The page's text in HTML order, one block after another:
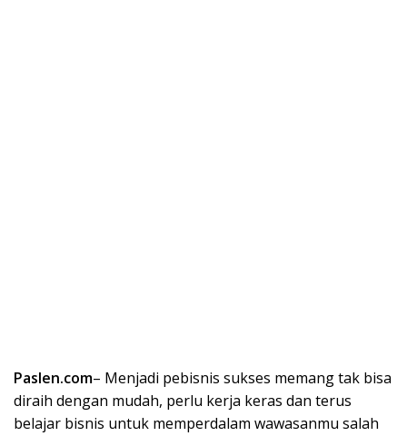
Paslen.com– Menjadi pebisnis sukses memang tak bisa
diraih dengan mudah, perlu kerja keras dan terus
belajar bisnis untuk memperdalam wawasanmu salah